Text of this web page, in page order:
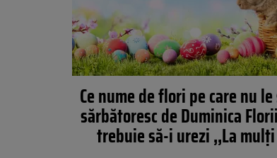
Ce nume de flori pe care nu
sărbătoresc de Duminica
trebuie să-i urezi ,,La